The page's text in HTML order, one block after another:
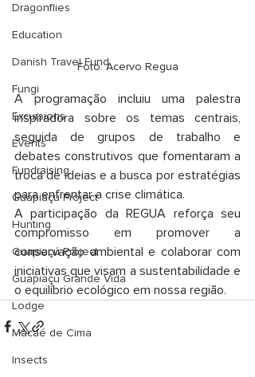
Dragonflies
Education
Danish Travel Fund
Fungi
Excursions
Events
Fundraising
Guapiaçu Project
Hunting
Guapiaçú Project
Guapiaçú Grande Vida
Lodge
Macaé de Cima
Insects
Foto: Acervo Regua
A programação incluiu uma palestra
inspiradora sobre os temas centrais,
seguida de grupos de trabalho e
debates construtivos que fomentaram a
troca de ideias e a busca por estratégias
para enfrentar a crise climática.
A participação da REGUA reforça seu
compromisso em promover a
conservação ambiental e colaborar com
iniciativas que visam a sustentabilidade e
o equilíbrio ecológico em nossa região.